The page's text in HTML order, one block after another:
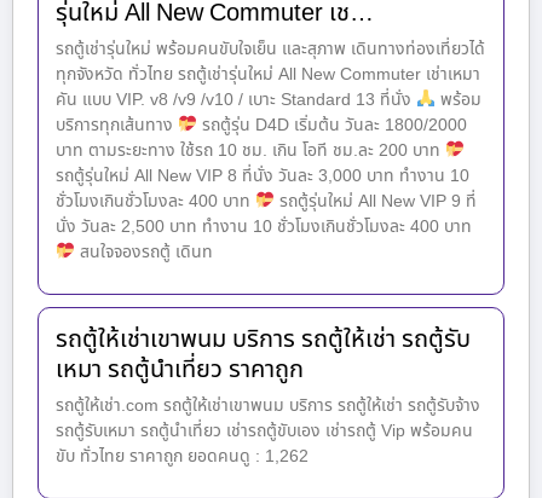
รุ่นใหม่ All New Commuter เช…
รถตู้เช่ารุ่นใหม่ พร้อมคนขับใจเย็น และสุภาพ เดินทางท่องเที่ยวได้
ทุกจังหวัด ทั่วไทย รถตู้เช่ารุ่นใหม่ All New Commuter เช่าเหมา
คัน แบบ VIP. v8 /v9 /v10 / เบาะ Standard 13 ที่นั่ง
พร้อม
บริการทุกเส้นทาง
รถตู้รุ่น D4D เริ่มต้น วันละ 1800​/2000
บาท ตามระยะทาง ใช้รถ 10 ชม. เกิน โอที ชม.ละ 200 บาท
รถตู้รุ่นใหม่ All New VIP 8 ที่นั่ง วันละ 3,000 บาท ทำงาน 10
ชั่วโมงเกินชั่วโมงละ 400 บาท
รถตู้รุ่นใหม่ All New VIP 9 ที่
นั่ง วันละ 2,500 บาท ทำงาน 10 ชั่วโมงเกินชั่วโมงละ 400 บาท
สนใจจองรถตู้ เดินท
รถตู้ให้เช่าเขาพนม บริการ รถตู้ให้เช่า รถตู้รับ
เหมา รถตู้นำเที่ยว ราคาถูก
รถตู้ให้เช่า.com รถตู้ให้เช่าเขาพนม บริการ รถตู้ให้เช่า รถตู้รับจ้าง
รถตู้รับเหมา รถตู้นำเที่ยว เช่ารถตู้ขับเอง เช่ารถตู้ Vip พร้อมคน
ขับ ทั่วไทย ราคาถูก ยอดคนดู : 1,262